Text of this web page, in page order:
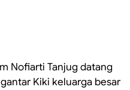
Nofiarti Tanjug datang
Kiki keluarga besar